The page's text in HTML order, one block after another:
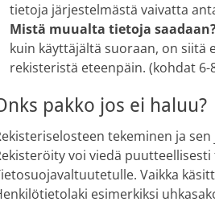
tietoja järjestelmästä vaivatta
Mistä muualta tietoja
kuin käyttäjältä suoraan, on siitä
rekisteristä eteenpäin. (kohdat 6-
pakko jos ei haluu?
tekeminen ja
voi viedä
Vaikka
esimerkiksi